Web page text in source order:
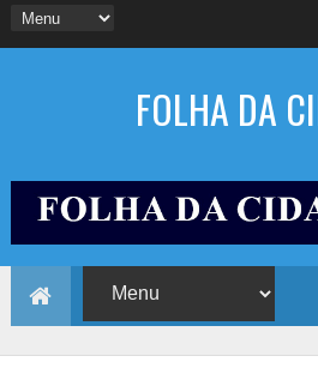
FOLHA DA